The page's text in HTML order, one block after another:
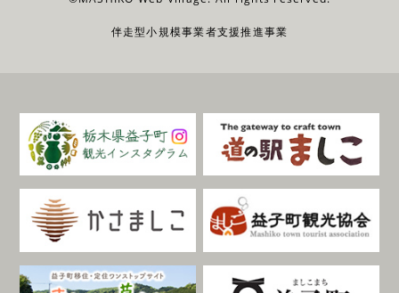
伴走型小規模事業者支援推進事業